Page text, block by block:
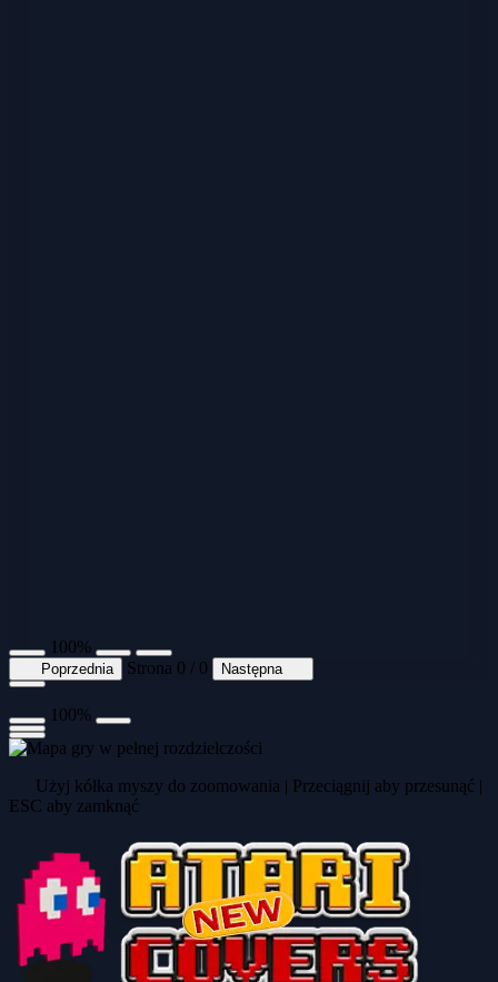
100%
Poprzednia Strona 0 / 0 Następna
100%
Użyj kółka myszy do zoomowania | Przeciągnij aby przesunąć |
ESC aby zamknąć